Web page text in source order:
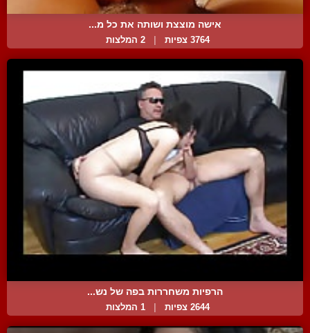
אישה מוצצת ושותה את כל מ...
3764 צפיות 2 המלצות
הרפיות משחררות בפה של נש...
2644 צפיות | 1 המלצות